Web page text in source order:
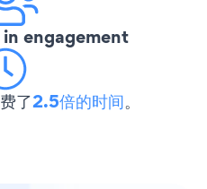
in engagement
了2.5倍的时间。